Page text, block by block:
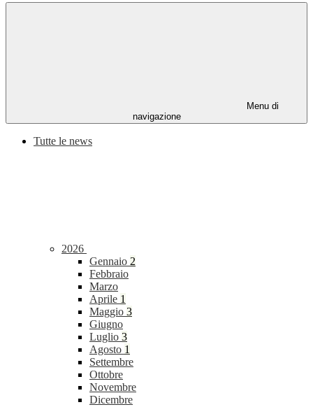
Menu di
navigazione
Tutte le news
2026
Gennaio 2
Febbraio
Marzo
Aprile 1
Maggio 3
Giugno
Luglio 3
Agosto 1
Settembre
Ottobre
Novembre
Dicembre